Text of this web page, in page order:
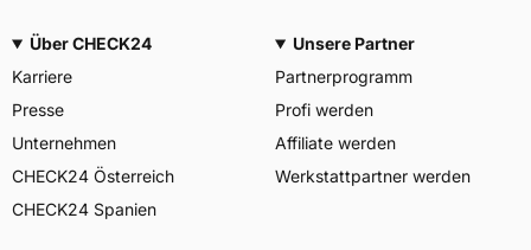
Über CHECK24
Karriere
Presse
Unternehmen
CHECK24 Österreich
CHECK24 Spanien
Unsere Partner
Partnerprogramm
Profi werden
Affiliate werden
Werkstattpartner werden